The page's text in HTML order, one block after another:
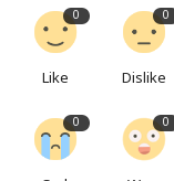
0
Like
0
Dislike
0 0